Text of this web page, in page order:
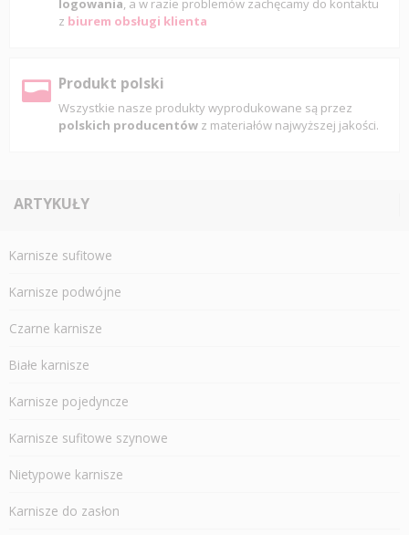
logowania, a w razie problemów zachęcamy do kontaktu
z biurem obsługi klienta
Produkt polski
Wszystkie nasze produkty wyprodukowane są przez
polskich producentów z materiałów najwyższej jakości.
ARTYKUŁY
Karnisze sufitowe
Karnisze podwójne
Czarne karnisze
Białe karnisze
Karnisze pojedyncze
Karnisze sufitowe szynowe
Nietypowe karnisze
Karnisze do zasłon